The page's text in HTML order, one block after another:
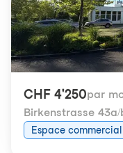
CHF 4'250par
Birkenstrasse 43a/
Espace commercial